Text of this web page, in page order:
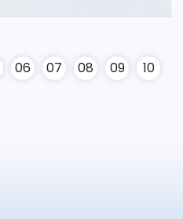
06 07 08 09 10